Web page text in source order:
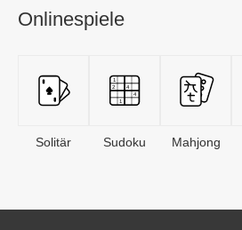
Onlinespiele
Solitär Sudoku Mahjong